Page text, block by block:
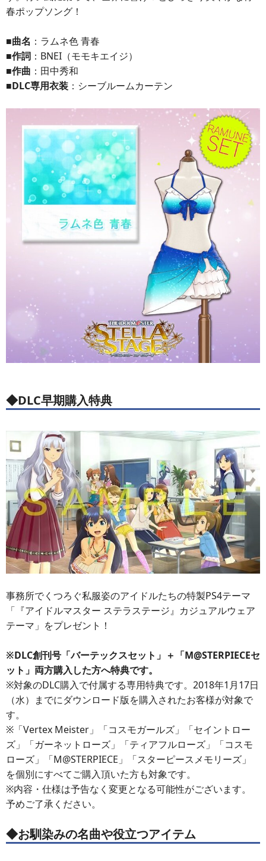
春ポップソング！
■曲名 ：ラムネ色 青春
■作詞 ：BNEI（モモキエイジ）
■作曲 ：田中秀和
■DLC専用衣装 ：シーブルームカーテン
◆DLC早期購入特典
事務所でくつろぐ私服姿のアイドルたちの特製PS4テーマ
「『アイドルマスター ステラステージ』カジュアルウェア
テーマ」をプレゼント！
※DLC創刊号「バーテックスセット」＋「M@STERPIECEセ
ット」両方購入した方へ特典です。
※対象のDLC購入で付属する専用特典です。2018年1月17日
（水）までにダウンロード版を購入されたお客様が対象で
す。
※「Vertex Meister」「コスモガールズ」「セイントロー
ズ」「ガーネットローズ」「ティアフルローズ」「コスモ
ローズ」「M@STERPIECE」「スターピースメモリーズ」
を個別にすべてご購入頂いた方も対象です。
※内容・仕様は予告なく変更となる可能性がございます。
予めご了承ください。
◆お馴染みの名曲や役立つアイテム